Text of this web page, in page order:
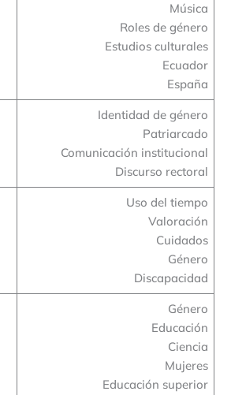
Música
Roles de género
Estudios culturales
Ecuador
España
Identidad de género
Patriarcado
Comunicación institucional
Discurso rectoral
Uso del tiempo
Valoración
Cuidados
Género
Discapacidad
Género
Educación
Ciencia
Mujeres
Educación superior